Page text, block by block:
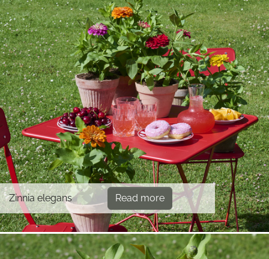
Zinnia elegans Read more